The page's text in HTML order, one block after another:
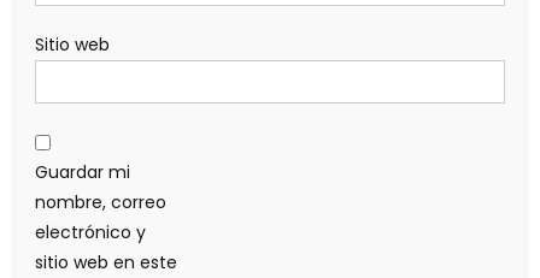
Sitio web
Guardar mi
nombre, correo
electrónico y
sitio web en este